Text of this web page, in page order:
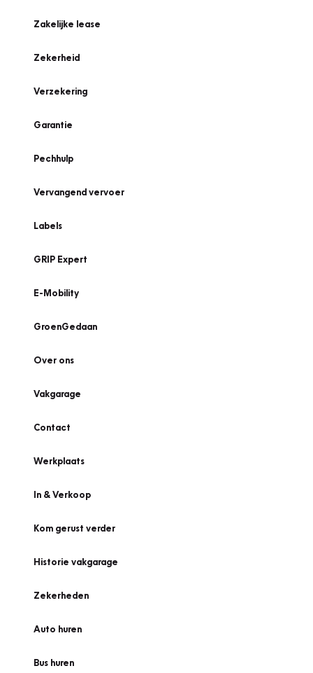
Zakelijke lease
Zekerheid
Verzekering
Garantie
Pechhulp
Vervangend vervoer
Labels
GRIP Expert
E-Mobility
GroenGedaan
Over ons
Vakgarage
Contact
Werkplaats
In & Verkoop
Kom gerust verder
Historie vakgarage
Zekerheden
Auto huren
Bus huren